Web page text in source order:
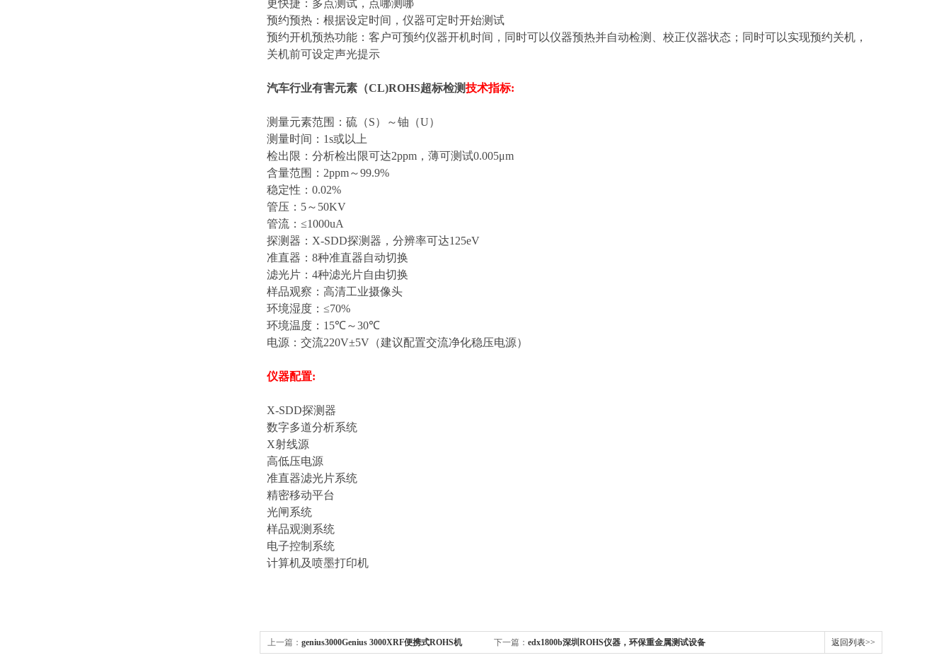
更快捷：多点测试，点哪测哪
预约预热：根据设定时间，仪器可定时开始测试
预约开机预热功能：客户可预约仪器开机时间，同时可以仪器预热并自动检测、校正仪器状态；同时可以实现预约关机，
关机前可设定声光提示
汽车行业有害元素（CL)ROHS超标检测技术指标:
测量元素范围：硫（S）～铀（U）
测量时间： 1s或以上
检出限：分析检出限可达2ppm ，薄可测试0.005μm
含量范围： 2ppm～99.9%
稳定性： 0.02%
管压： 5～ 50KV
管流：≤1000uA
探测器： X-SDD探测器，分辨率可达125eV
准直器： 8种准直器自动切换
滤光片： 4种滤光片自由切换
样品观察：高清工业摄像头
环境湿度：≤70%
环境温度： 15℃～30℃
电源：交流220V±5V （建议配置交流净化稳压电源）
仪器配置:
X-SDD探测器
数字多道分析系统
X射线源
高低压电源
准直器滤光片系统
精密移动平台
光闸系统
样品观测系统
电子控制系统
计算机及喷墨打印机
上一篇： genius3000Genius 3000XRF便携式ROHS机 下一篇： edx1800b深圳ROHS仪器，环保重金属测试设备 返回列表>>